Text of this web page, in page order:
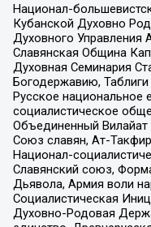
Национал-
Кубанской Духовно
Духовного Управления
Славянская Община
Духовная Семинария
Богодержавию,
Русское национальное
социалистическое
Объединенный
Союз славян, Ат-
Национал-
Славянский союз,
Дьявола, Армия воли
Социалистическая
Духовно-Родовая